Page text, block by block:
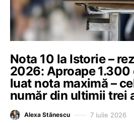
Nota 10 la Istorie –
2026: Aproape 1.300
luat nota maximă –
număr din ultimii trei
Alexa Stănescu 7 iulie 2026